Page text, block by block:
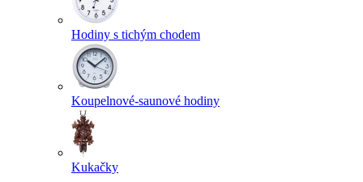
Hodiny s tichým chodem
Koupelnové-saunové hodiny
Kukačky